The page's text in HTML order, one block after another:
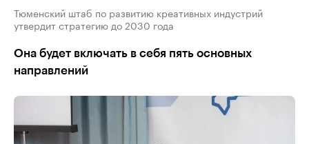
Тюменский штаб по развитию креативных индустрий
утвердит стратегию до 2030 года
Она будет включать в себя пять основных
направлений